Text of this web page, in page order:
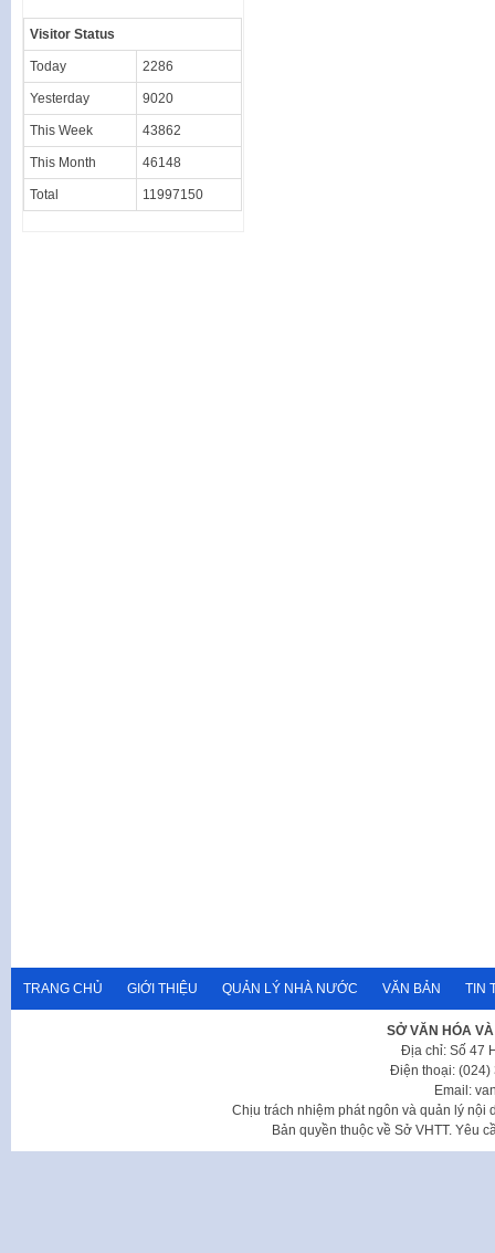
Visitor Status
Today 2286
Yesterday 9020
This Week 43862
This Month 46148
Total 11997150
TRANG CHỦ GIỚI THIỆU QUẢN LÝ NHÀ NƯỚC VĂN BẢN TIN
SỞ VĂN HÓA
Địa chỉ: Số 47
Điện thoại: (024)
Email:
Chịu trách nhiệm phát ngôn và quản lý nội
Bản quyền thuộc về Sở VHTT. Yêu